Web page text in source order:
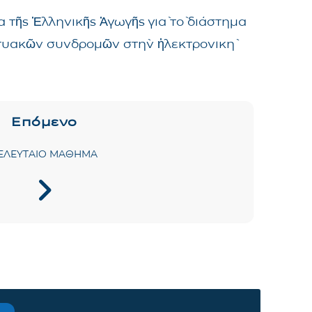
Ἑλληνικῆς Ἀγωγῆς γιὰ τὸ διάστημα
συνδρομῶν στὴν ἠλεκτρονικὴ
Επόμενο
ΜΑΘΗΜΑ